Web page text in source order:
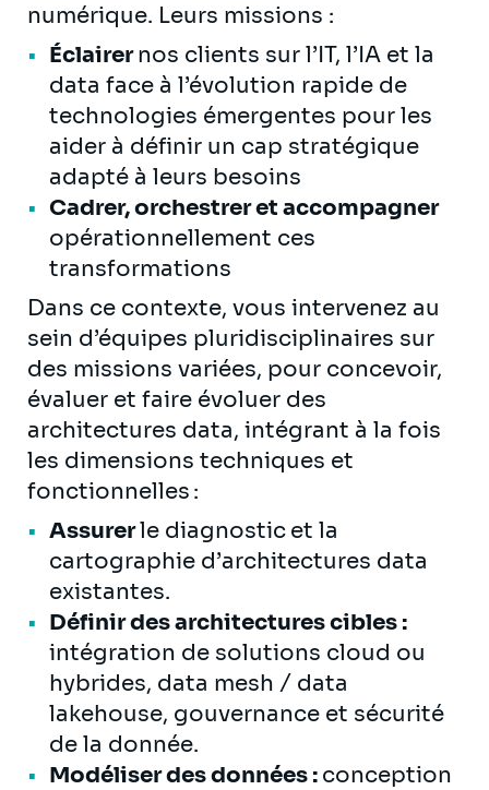
numérique. Leurs missions :
Éclairernos clients sur l’IT, l’IA et la
data face à l’évolution rapide de
technologies émergentes pour les
aider à définir un cap stratégique
adapté à leurs besoins
Cadrer, orchestrer et accompagner
opérationnellement ces
transformations
Dans ce contexte, vous intervenez au
sein d’équipes pluridisciplinaires sur
des missions variées, pour concevoir,
évaluer et faire évoluer des
architectures data, intégrant à la fois
les dimensions techniques et
fonctionnelles :
Assurerle diagnostic et la
cartographie d’architectures data
existantes.
Définir des architectures cibles :
intégration de solutions cloud ou
hybrides, data mesh / data
lakehouse, gouvernance et sécurité
de la donnée.
Modéliser des données : conception